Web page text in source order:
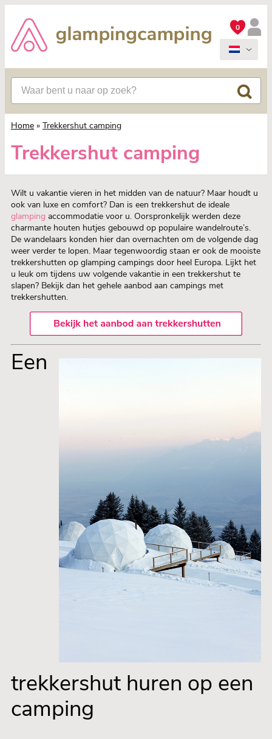
0
Home » Trekkershut camping
Trekkershut camping
Wilt u vakantie vieren in het midden van de natuur? Maar houdt u
ook van luxe en comfort? Dan is een trekkershut de ideale
glamping accommodatie voor u. Oorspronkelijk werden deze
charmante houten hutjes gebouwd op populaire wandelroute’s.
De wandelaars konden hier dan overnachten om de volgende dag
weer verder te lopen. Maar tegenwoordig staan er ook de mooiste
trekkershutten op glamping campings door heel Europa. Lijkt het
u leuk om tijdens uw volgende vakantie in een trekkershut te
slapen? Bekijk dan het gehele aanbod aan campings met
trekkershutten.
Een
trekkershut huren op een
camping